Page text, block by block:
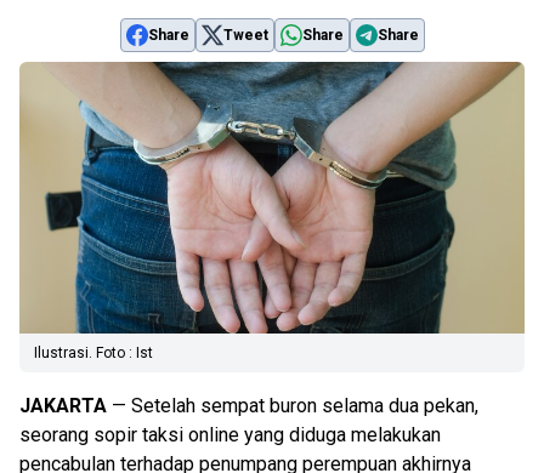
Share Tweet Share Share
Ilustrasi. Foto : Ist
JAKARTA — Setelah sempat buron selama dua pekan,
seorang sopir taksi online yang diduga melakukan
pencabulan terhadap penumpang perempuan akhirnya